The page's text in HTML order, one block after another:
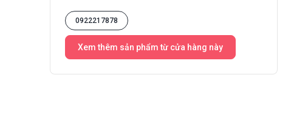
0922217878
Xem thêm sản phẩm từ cửa hàng này